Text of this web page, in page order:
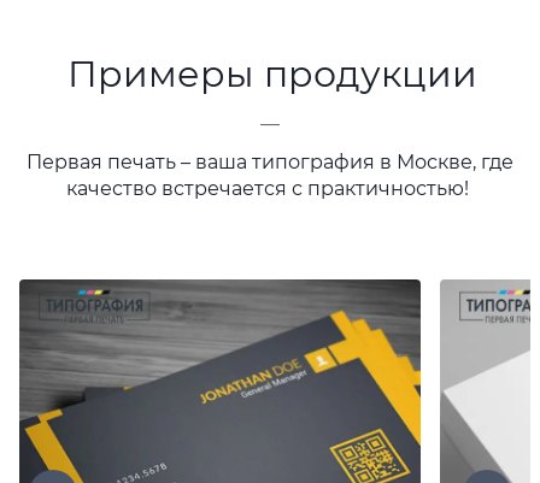
Примеры продукции
—
Первая печать – ваша типография в Москве, где
качество встречается с практичностью!